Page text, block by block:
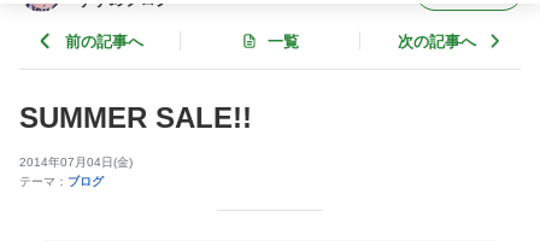
前の記事へ 一覧 次の記事へ
SUMMER SALE!!
2014年07月04日(金)
テーマ： ブログ